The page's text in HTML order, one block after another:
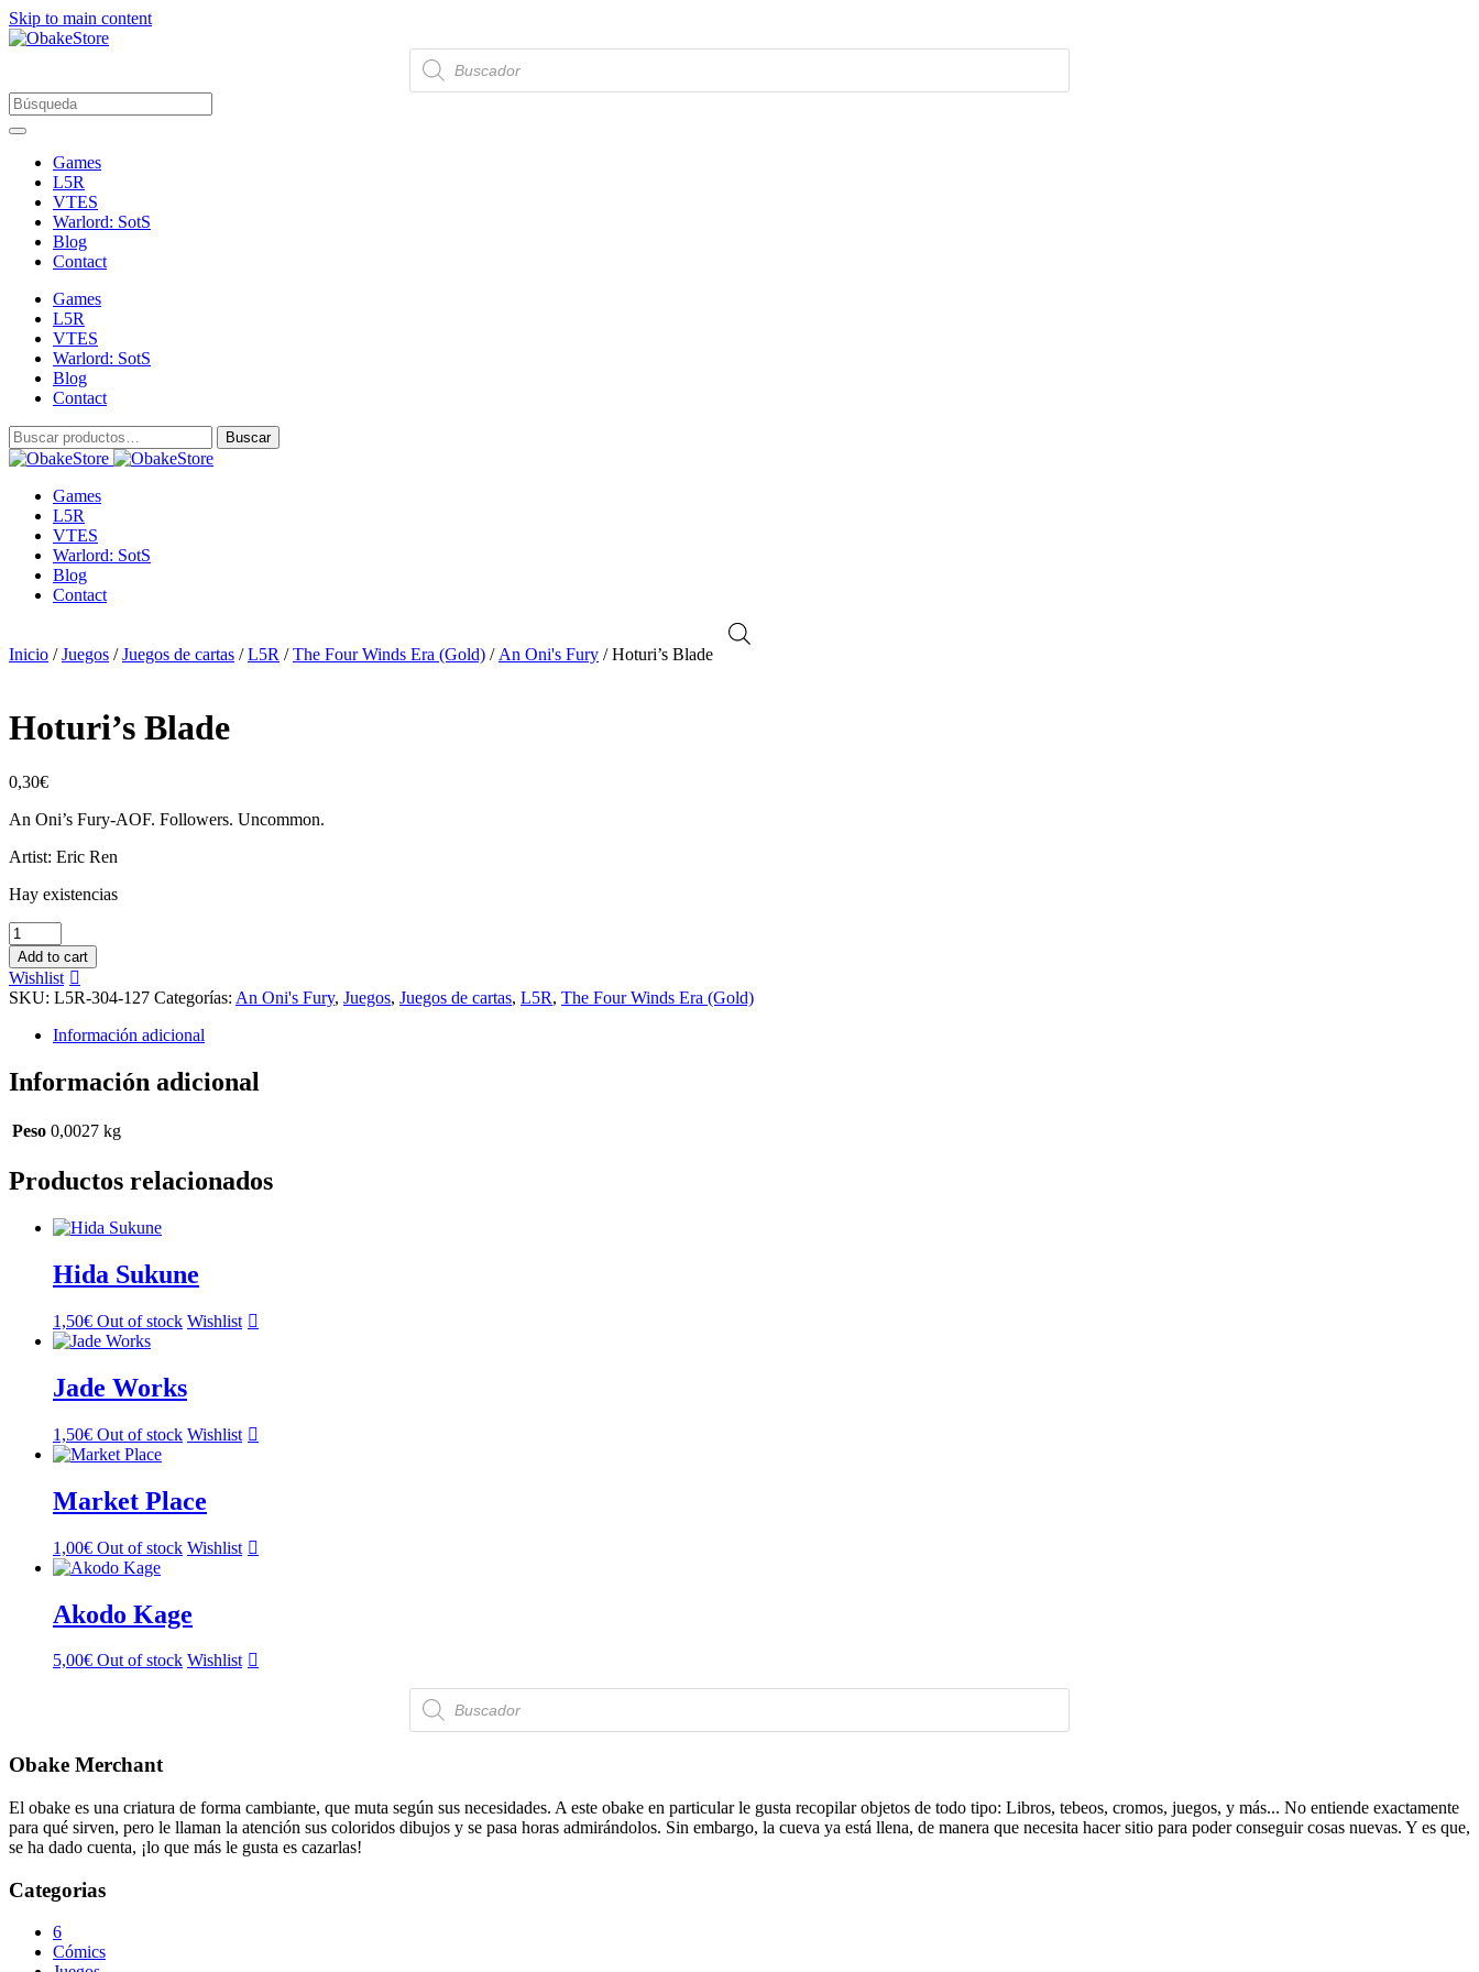
Skip to main content
Búsqueda
de
productos
Games
L5R
VTES
Warlord: SotS
Blog
Contact
Games
L5R
VTES
Warlord: SotS
Blog
Contact
Buscar
por:
Buscar
Games
L5R
VTES
Warlord: SotS
Blog
Contact
Inicio /Juegos /Juegos de cartas /L5R /The Four Winds Era (Gold) / An Oni's Fury / Hoturi’s Blade
Hoturi’s Blade
0,30€
An Oni’s Fury-AOF. Followers. Uncommon.
Artist: Eric Ren
Hay existencias
Hoturi's
Blade
cantidad
Add to cart
Wishlist
SKU: L5R-304-127 Categorías: An Oni's Fury, Juegos, Juegos de cartas, L5R, The Four Winds Era (Gold)
Información adicional
Información adicional
Peso 0,0027 kg
Productos relacionados
Hida Sukune
1,50€ Out of stock Wishlist
Jade Works
1,50€ Out of stock Wishlist
Market Place
1,00€ Out of stock Wishlist
Akodo Kage
5,00€ Out of stock Wishlist
Búsqueda
de
productos
Obake Merchant
El obake es una criatura de forma cambiante, que muta según sus necesidades. A este obake en particular le gusta recopilar objetos de todo tipo: Libros, tebeos, cromos, juegos, y más... No entiende exactamente
para qué sirven, pero le llaman la atención sus coloridos dibujos y se pasa horas admirándolos. Sin embargo, la cueva ya está llena, de manera que necesita hacer sitio para poder conseguir cosas nuevas. Y es que,
se ha dado cuenta, ¡lo que más le gusta es cazarlas!
Categorias
6
Cómics